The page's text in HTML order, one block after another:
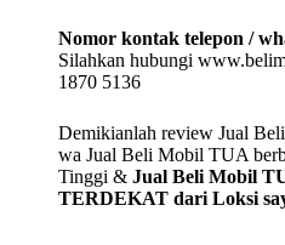
Nomor kontak telepon /
Silahkan hubungi
1870 5136
Demikianlah review Jual
wa Jual Beli Mobil TUA
Tinggi & Jual Beli Mobil
TERDEKAT dari Loksi